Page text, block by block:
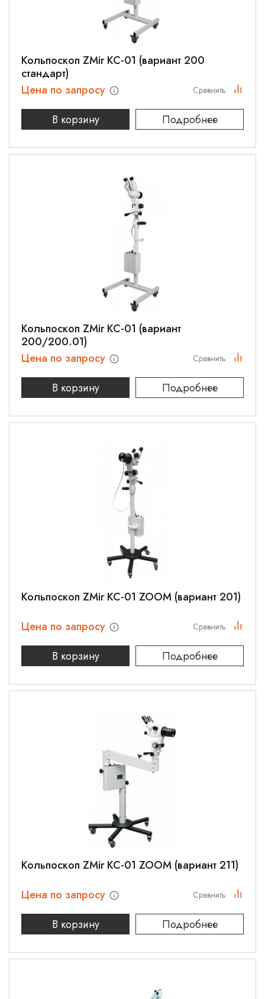
Кольпоскоп ZMir КС-01 (вариант 200
стандарт)
Цена по запросу
В корзину
Подробнее
Сравнить
Кольпоскоп ZMir КС-01 (вариант
200/200.01)
Цена по запросу
В корзину
Подробнее
Сравнить
Кольпоскоп ZMir КС-01 ZOOM (вариант 201)
Цена по запросу
В корзину
Подробнее
Сравнить
Кольпоскоп ZMir КС-01 ZOOM (вариант 211)
Цена по запросу
В корзину
Подробнее
Сравнить